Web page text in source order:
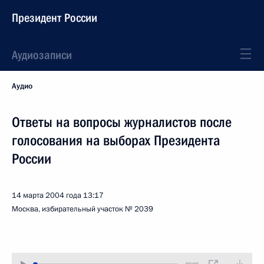
Президент России
Аудиозаписи
Аудио
Ответы на вопросы журналистов после
голосования на выборах Президента
России
14 марта 2004 года 13:17
Москва, избирательный участок № 2039